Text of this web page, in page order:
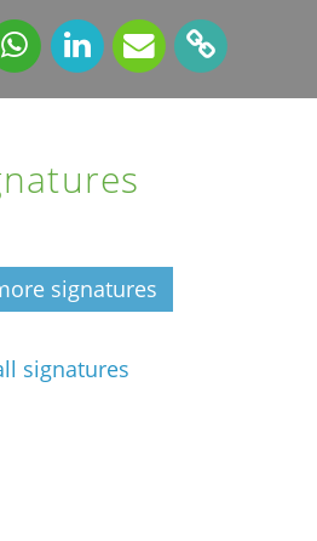
signatures
signatures